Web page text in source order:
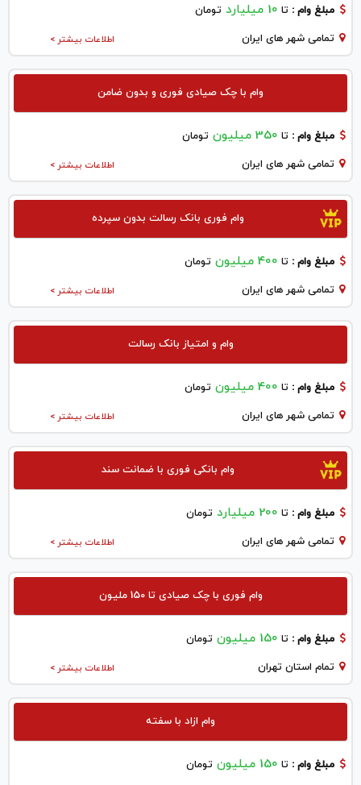
مبلغ وام : تا 10 میلیارد تومان
اطلاعات بیشتر > تمامی شهر های ایران
وام با چک صیادی فوری و بدون ضامن
مبلغ وام : تا 350 میلیون تومان
اطلاعات بیشتر > تمامی شهر های ایران
وام فوری بانک رسالت بدون سپرده
مبلغ وام : تا 400 میلیون تومان
اطلاعات بیشتر > تمامی شهر های ایران
وام و امتیاز بانک رسالت
مبلغ وام : تا 400 میلیون تومان
اطلاعات بیشتر > تمامی شهر های ایران
وام بانکی فوری با ضمانت سند
مبلغ وام : تا 200 میلیارد تومان
اطلاعات بیشتر > تمامی شهر های ایران
وام فوری با چک صیادی تا 150 ملیون
مبلغ وام : تا 150 میلیون تومان
اطلاعات بیشتر > تمام استان تهران
وام ازاد با سفته
مبلغ وام : تا 150 میلیون تومان